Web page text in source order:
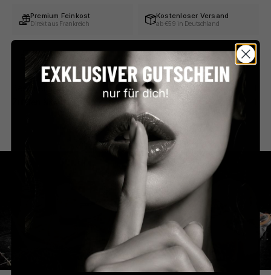
Premium Feinkost
Direkt aus Frankreich
Kostenloser Versand
ab €59 in Deutschland
Persönlicher Service Sicher bezahlen